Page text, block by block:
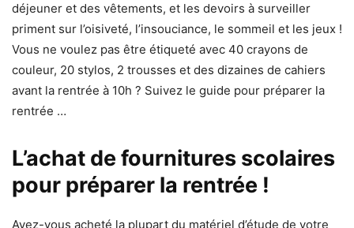
déjeuner et des vêtements, et les devoirs à surveiller
priment sur l’oisiveté, l’insouciance, le sommeil et les jeux !
Vous ne voulez pas être étiqueté avec 40 crayons de
couleur, 20 stylos, 2 trousses et des dizaines de cahiers
avant la rentrée à 10h ? Suivez le guide pour préparer la
rentrée …
L’achat de fournitures scolaires
pour préparer la rentrée !
Avez-vous acheté la plupart du matériel d’étude de votre